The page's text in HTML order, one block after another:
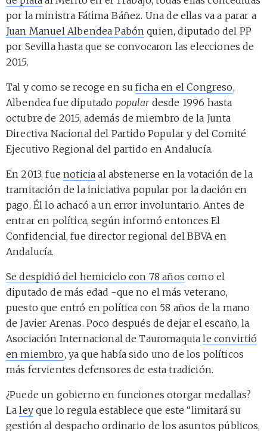
por la ministra Fátima Báñez. Una de ellas va a parar a
Juan Manuel Albendea Pabón quien, diputado del PP
por Sevilla hasta que se convocaron las elecciones de
2015.
Tal y como se recoge en suficha en el Congreso,
Albendea fue diputado populardesde 1996 hasta
octubre de 2015, además de miembro de la Junta
Directiva Nacional del Partido Popular y del Comité
Ejecutivo Regional del partido en Andalucía.
En 2013, fuenoticia al abstenerse en la votación de la
tramitación de la iniciativa popular por la dación en
pago. Él lo achacó a un error involuntario. Antes de
entrar en política, según informó entonces El
Confidencial, fue director regional del BBVA en
Andalucía.
Se despidió del hemiciclo con 78 años como el
diputado de más edad -que no el más veterano,
puesto que entró en política con 58 años de la mano
de Javier Arenas. Poco después de dejar el escaño, la
Asociación Internacional de Tauromaquiale convirtió
en miembro, ya que había sido uno de los políticos
más fervientes defensores de esta tradición.
¿Puede un gobierno en funciones otorgar medallas?
Laleyque lo regula establece que este “limitará su
gestión al despacho ordinario de los asuntos públicos,